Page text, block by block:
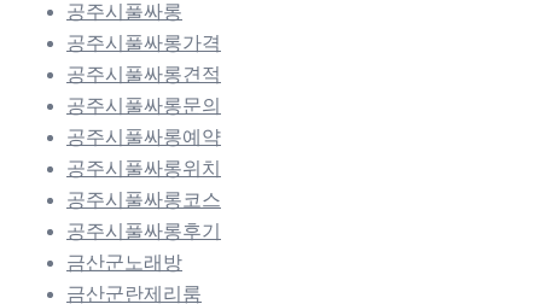
공주시풀싸롱
공주시풀싸롱가격
공주시풀싸롱견적
공주시풀싸롱문의
공주시풀싸롱예약
공주시풀싸롱위치
공주시풀싸롱코스
공주시풀싸롱후기
금산군노래방
금산군란제리룸